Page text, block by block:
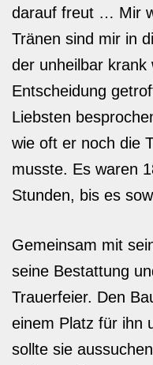
darauf freut … Mir
Tränen sind mir in
der unheilbar krank
Entscheidung
Liebsten
wie oft er noch die
musste. Es waren
Stunden, bis es
Gemeinsam mit
seine Bestattung
Trauerfeier. Den
einem Platz für ihn
sollte sie